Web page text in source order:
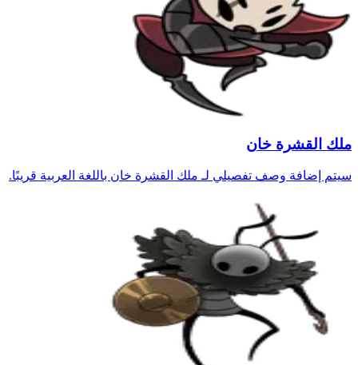
ملك القشرة خان
سيتم إضافة وصف تفصيلي لـ ملك القشرة خان باللغة العربية قريبًا.